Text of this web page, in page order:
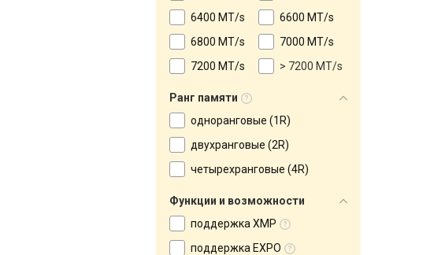
6400 MT/s
6600 MT/s
6800 MT/s
7000 MT/s
7200 MT/s
> 7200 MT/s
Ранг памяти
одноранговые (1R)
двухранговые (2R)
четырехранговые (4R)
Функции и возможности
поддержка XMP
поддержка EXPO